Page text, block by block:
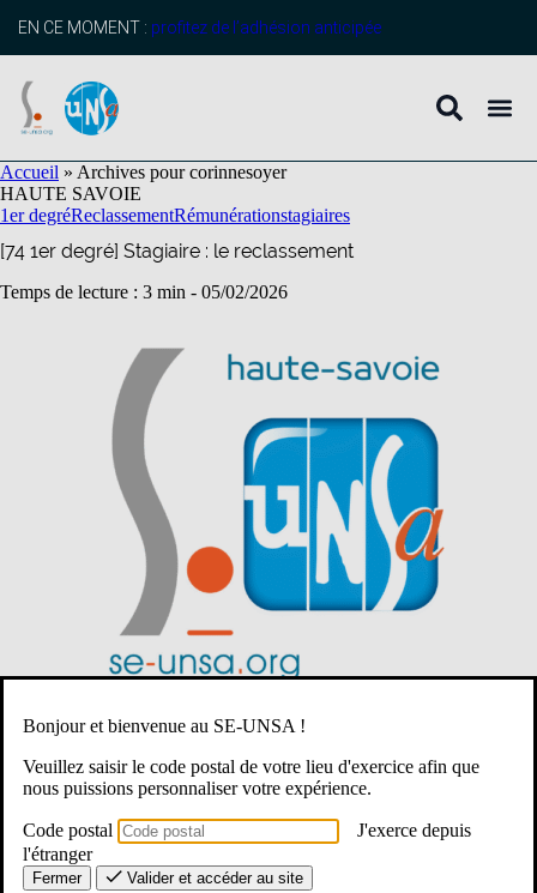
principal
EN CE MOMENT : profitez de l’adhésion anticipée
Accueil » Archives pour corinnesoyer
HAUTE SAVOIE
1er degréReclassementRémunérationstagiaires
[74 1er degré] Stagiaire : le reclassement
Temps de lecture : 3 min - 05/02/2026
professionnelles et vous avez besoin d’être accompagné·e pour
Le SE-Unsa est là pour vous !
Table des matières
Bonjour et bienvenue au SE-UNSA !
Veuillez saisir le code postal de votre lieu d'exercice afin que
nous puissions personnaliser votre expérience.
Code postal
J'exerce depuis
l'étranger
Fermer Valider et accéder au site